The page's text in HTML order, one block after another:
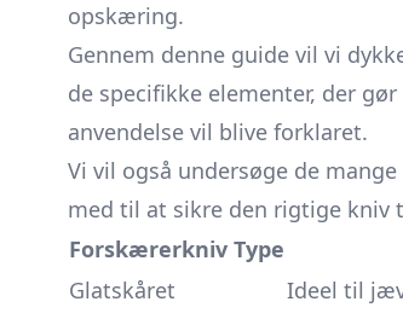
opskæring.
Gennem denne guide vil vi
de specifikke elementer, der
anvendelse vil blive forklaret.
Vi vil også undersøge de
med til at sikre den rigtige kniv
Forskærerkniv Type
Glatskåret
Ideel til